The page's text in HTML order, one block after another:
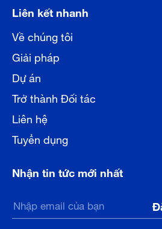
Liên kết nhanh
Về chúng tôi
Giải pháp
Dự án
Trở thành Đối tác
Liên hệ
Tuyển dụng
Nhận tin tức mới nhất